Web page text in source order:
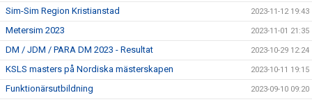
Sim-Sim Region Kristianstad 2023-11-12 19:43
Metersim 2023 2023-11-01 21:35
DM / JDM / PARA DM 2023 - Resultat 2023-10-29 12:24
KSLS masters på Nordiska mästerskapen 2023-10-11 19:15
Funktionärsutbildning 2023-09-10 09:20